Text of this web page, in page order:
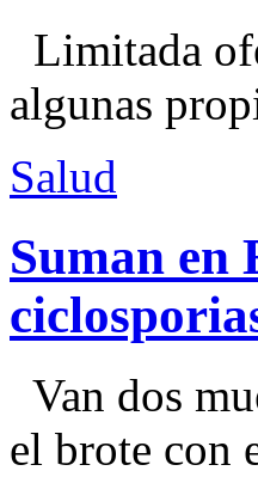
Limitada
algunas
Salud
Suman en
Van dos
el brote con